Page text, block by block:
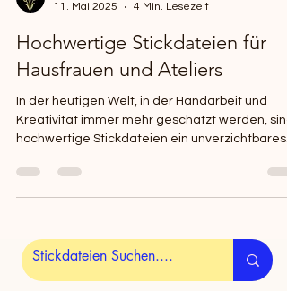
11. Mai 2025
4 Min. Lesezeit
Hochwertige Stickdateien für
Hausfrauen und Ateliers
In der heutigen Welt, in der Handarbeit und
Kreativität immer mehr geschätzt werden, sind
hochwertige Stickdateien ein unverzichtbares...